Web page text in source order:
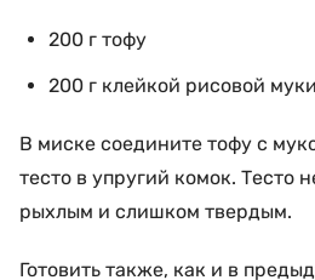
200 г тофу
200 г клейкой рисовой муки
В миске соедините тофу с
тесто в упругий комок. Тесто
рыхлым и слишком твердым.
Готовить также, как и в